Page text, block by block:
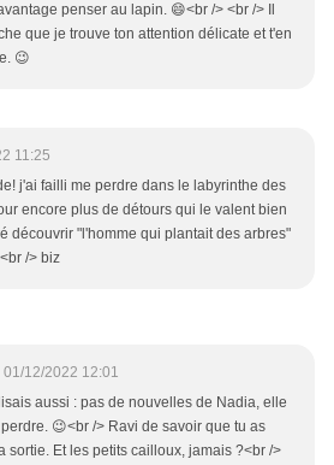
penser au lapin. 😄<br /> <br /> Il
que je trouve ton attention délicate et t'en
😉
11:25
j'ai failli me perdre dans le labyrinthe des
encore plus de détours qui le valent bien
découvrir "l'homme qui plantait des arbres"
/> biz
01/12/2022 12:01
aussi : pas de nouvelles de Nadia, elle
😉<br /> Ravi de savoir que tu as
sortie. Et les petits cailloux, jamais ?<br />